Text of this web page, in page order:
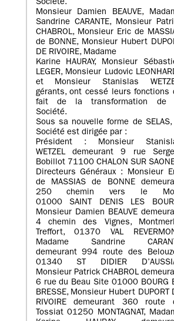
Société.
Monsieur Damien BEAUVE,
Sandrine CARANTE, Monsieur
CHABROL, Monsieur Eric de
de BONNE, Monsieur Hubert
DE RIVOIRE, Madame
Karine HAURAY, Monsieur
LEGER, Monsieur Ludovic
et Monsieur Stanislas
gérants, ont cessé leurs fonctions
fait de la transformation de
Société.
Sous sa nouvelle forme de SELAS,
Société est dirigée par :
Président : Monsieur
WETZEL demeurant 9 rue
Bobillot 71100 CHALON SUR
Directeurs Généraux : Monsieur
de MASSIAS de BONNE
250 chemin vers le
01000 SAINT DENIS LES
Monsieur Damien BEAUVE
4 chemin des Vignes,
Treffort, 01370 VAL
Madame Sandrine
demeurant 994 route des
01340 ST DIDIER
Monsieur Patrick CHABROL
6 rue du Beau Site 01000 BOURG
BRESSE, Monsieur Hubert DUPORT
RIVOIRE demeurant 360 route
Tossiat 01250 MONTAGNAT,